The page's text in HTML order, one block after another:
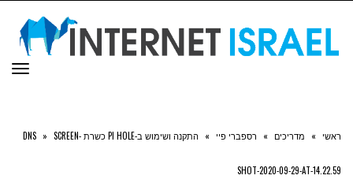
ראשי » מדריכים » רספברי פיי » התקנה ושימוש ב-PI HOLE כשרת DNS » SCREEN-
SHOT-2020-09-29-AT-14.22.59